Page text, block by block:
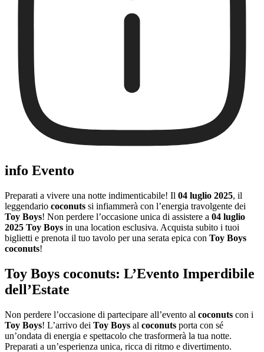
info Evento
Preparati a vivere una notte indimenticabile! Il 04 luglio 2025, il
leggendario coconuts si infiammerà con l’energia travolgente dei
Toy Boys! Non perdere l’occasione unica di assistere a 04 luglio
2025 Toy Boys in una location esclusiva. Acquista subito i tuoi
biglietti e prenota il tuo tavolo per una serata epica con Toy Boys
coconuts!
Toy Boys coconuts: L’Evento Imperdibile
dell’Estate
Non perdere l’occasione di partecipare all’evento al coconuts con i
Toy Boys! L’arrivo dei Toy Boys al coconuts porta con sé
un’ondata di energia e spettacolo che trasformerà la tua notte.
Preparati a un’esperienza unica, ricca di ritmo e divertimento.